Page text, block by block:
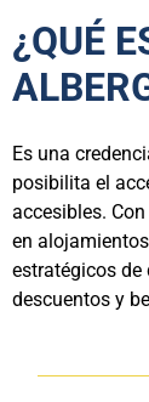
¿QUÉ
Es una
posibilita el
accesibles. Con
en
estratégicos de
descuentos y